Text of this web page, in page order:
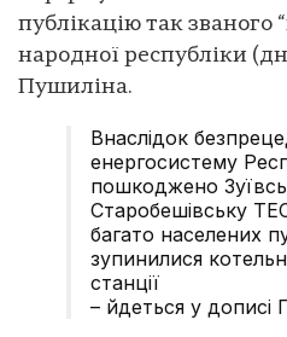
публікацію так званого
народної республіки
Пушиліна.
Внаслідок
енергосистему
пошкоджено
Старобешівську
багато населених
зупинилися
станції
– йдеться у дописі